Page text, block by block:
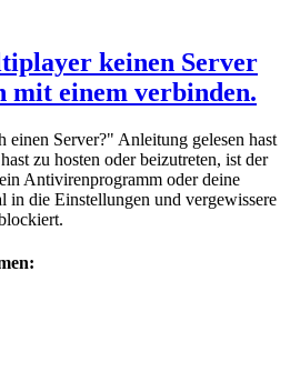
keinen Server
mit einem verbinden.
einen Server?" Anleitung gelesen hast
zu hosten oder beizutreten, ist der
Antivirenprogramm oder deine
in die Einstellungen und vergewissere